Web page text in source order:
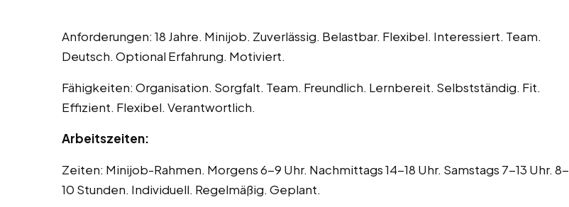
Anforderungen: 18 Jahre. Minijob. Zuverlässig. Belastbar. Flexibel. Interessiert. Team.
Deutsch. Optional Erfahrung. Motiviert.
Fähigkeiten: Organisation. Sorgfalt. Team. Freundlich. Lernbereit. Selbstständig. Fit.
Effizient. Flexibel. Verantwortlich.
Arbeitszeiten:
Zeiten: Minijob-Rahmen. Morgens 6-9 Uhr. Nachmittags 14-18 Uhr. Samstags 7-13 Uhr. 8-
10 Stunden. Individuell. Regelmäßig. Geplant.